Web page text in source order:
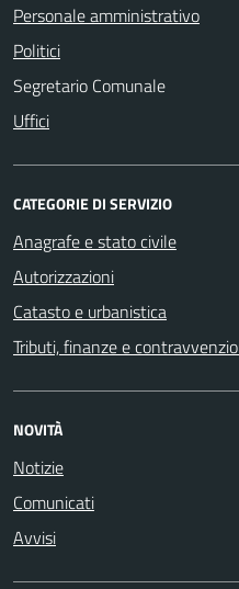
Personale amministrativo
Politici
Segretario Comunale
Uffici
CATEGORIE DI SERVIZIO
Anagrafe e stato civile
Autorizzazioni
Catasto e urbanistica
Tributi, finanze e
NOVITÀ
Notizie
Comunicati
Avvisi